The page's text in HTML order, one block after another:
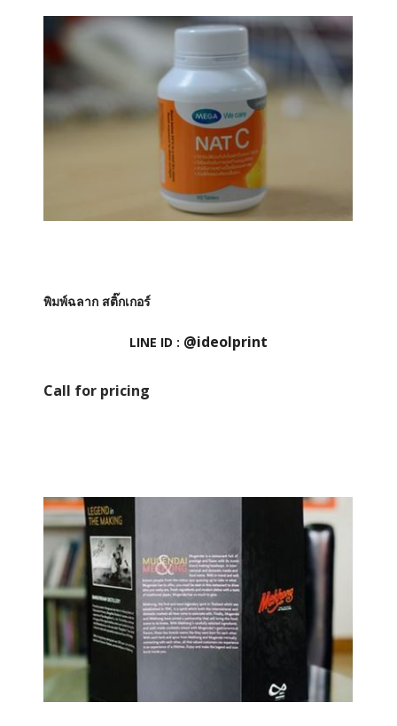
พิมพ์ฉลาก สติ๊กเกอร์
LINE ID : @ideolprint
Call for pricing